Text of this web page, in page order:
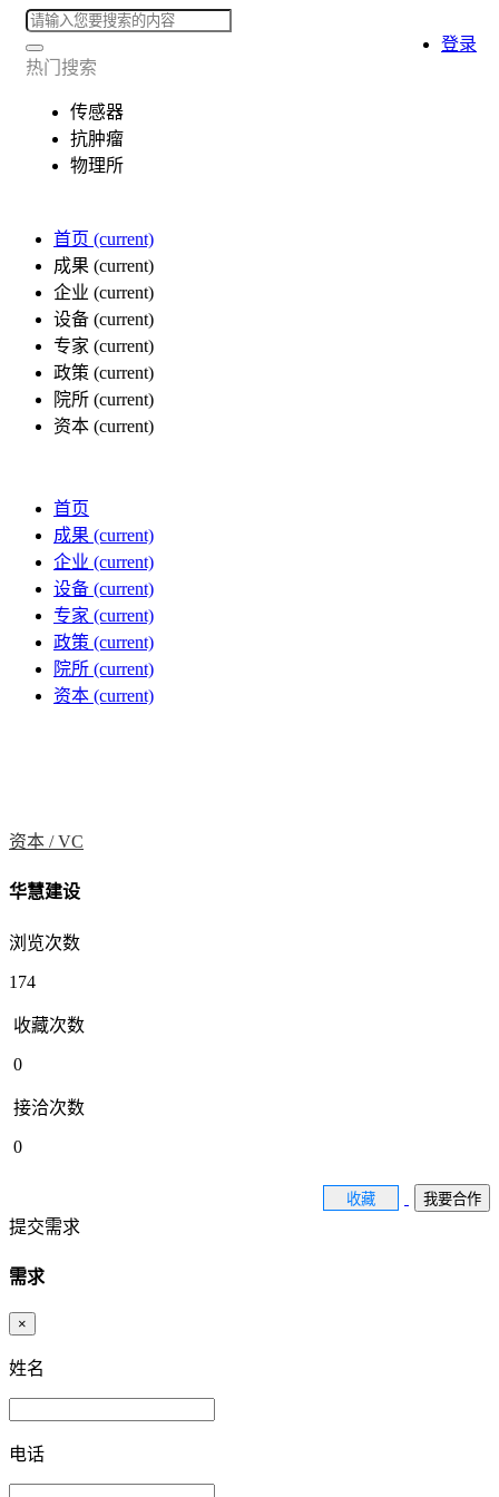
热门搜索
传感器
抗肿瘤
物理所
首页 (current)
成果 (current)
企业 (current)
设备 (current)
专家 (current)
政策 (current)
院所 (current)
资本 (current)
登录
首页
成果 (current)
企业 (current)
设备 (current)
专家 (current)
政策 (current)
院所 (current)
资本 (current)
资本 /VC
华慧建设
浏览次数
174
收藏次数
0
接洽次数
0
收藏 我要合作
提交需求
需求
×
姓名
电话